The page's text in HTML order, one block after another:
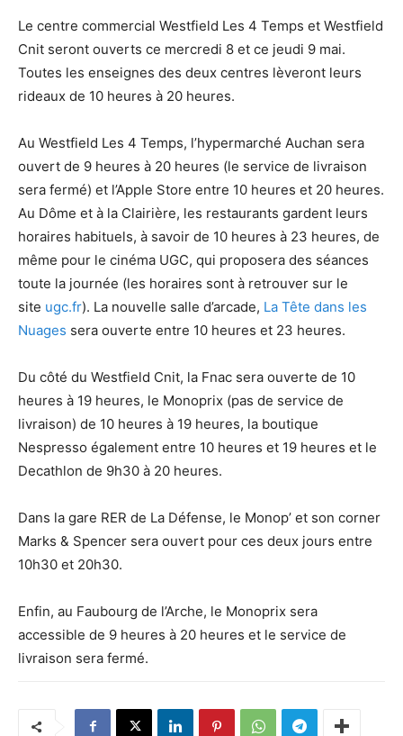
Le centre commercial Westfield Les 4 Temps et Westfield
Cnit seront ouverts ce mercredi 8 et ce jeudi 9 mai.
Toutes les enseignes des deux centres lèveront leurs
rideaux de 10 heures à 20 heures.
Au Westfield Les 4 Temps, l’hypermarché Auchan sera
ouvert de 9 heures à 20 heures (le service de livraison
sera fermé) et l’Apple Store entre 10 heures et 20 heures.
Au Dôme et à la Clairière, les restaurants gardent leurs
horaires habituels, à savoir de 10 heures à 23 heures, de
même pour le cinéma UGC, qui proposera des séances
toute la journée (les horaires sont à retrouver sur le
site ugc.fr). La nouvelle salle d’arcade, La Tête dans les
Nuages sera ouverte entre 10 heures et 23 heures.
Du côté du Westfield Cnit, la Fnac sera ouverte de 10
heures à 19 heures, le Monoprix (pas de service de
livraison) de 10 heures à 19 heures, la boutique
Nespresso également entre 10 heures et 19 heures et le
Decathlon de 9h30 à 20 heures.
Dans la gare RER de La Défense, le Monop’ et son corner
Marks & Spencer sera ouvert pour ces deux jours entre
10h30 et 20h30.
Enfin, au Faubourg de l’Arche, le Monoprix sera
accessible de 9 heures à 20 heures et le service de
livraison sera fermé.